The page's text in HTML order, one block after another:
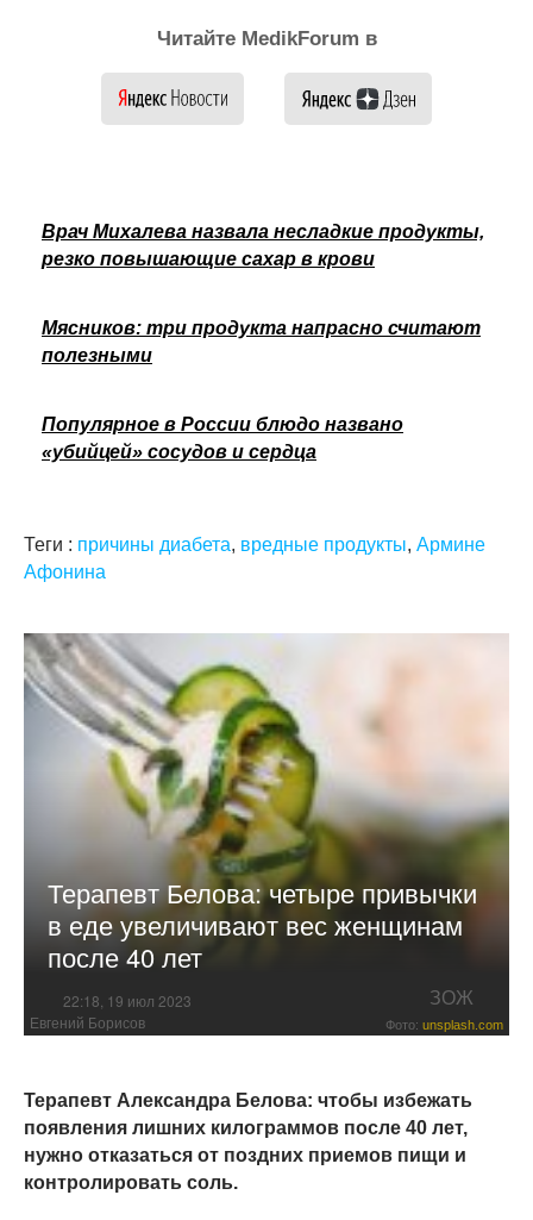
Читайте MedikForum в
Врач Михалева назвала несладкие продукты,
резко повышающие сахар в крови
Мясников: три продукта напрасно считают
полезными
Популярное в России блюдо названо
«убийцей» сосудов и сердца
Теги : причины диабета, вредные продукты, Армине
Афонина
Терапевт Белова: четыре привычки
в еде увеличивают вес женщинам
после 40 лет
22:18, 19 июл 2023 ЗОЖ
Евгений Борисов Фото: unsplash.com
Терапевт Александра Белова: чтобы избежать
появления лишних килограммов после 40 лет,
нужно отказаться от поздних приемов пищи и
контролировать соль.